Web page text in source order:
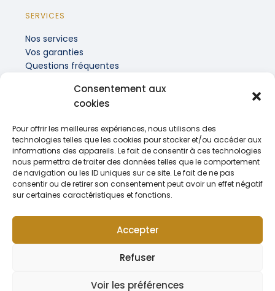
Consentement aux
cookies
Pour offrir les meilleures expériences, nous utilisons des
technologies telles que les cookies pour stocker et/ou accéder aux
informations des appareils. Le fait de consentir à ces technologies
nous permettra de traiter des données telles que le comportement
de navigation ou les ID uniques sur ce site. Le fait de ne pas
consentir ou de retirer son consentement peut avoir un effet négatif
sur certaines caractéristiques et fonctions.
Accepter
Refuser
Voir les préférences
SERVICES
Nos services
Vos garanties
Questions fréquentes
INFORMATIONS PRATIQUES
Recrutement
Actualités
Contact
Politique de confidentialité & RGPD